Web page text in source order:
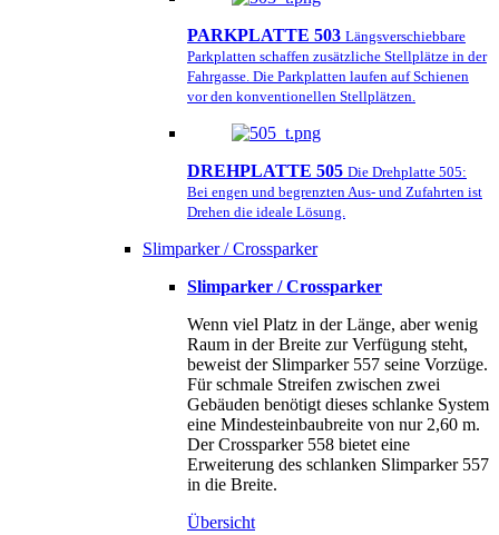
PARKPLATTE 503 Längsverschiebbare
Parkplatten schaffen zusätzliche Stellplätze in der
Fahrgasse. Die Parkplatten laufen auf Schienen
vor den konventionellen Stellplätzen.
DREHPLATTE 505 Die Drehplatte 505:
Bei engen und begrenzten Aus- und Zufahrten ist
Drehen die ideale Lösung.
Slimparker / Crossparker
Slimparker / Crossparker
Wenn viel Platz in der Länge, aber wenig
Raum in der Breite zur Verfügung steht,
beweist der Slimparker 557 seine Vorzüge.
Für schmale Streifen zwischen zwei
Gebäuden benötigt dieses schlanke System
eine Mindesteinbaubreite von nur 2,60 m.
Der Crossparker 558 bietet eine
Erweiterung des schlanken Slimparker 557
in die Breite.
Übersicht